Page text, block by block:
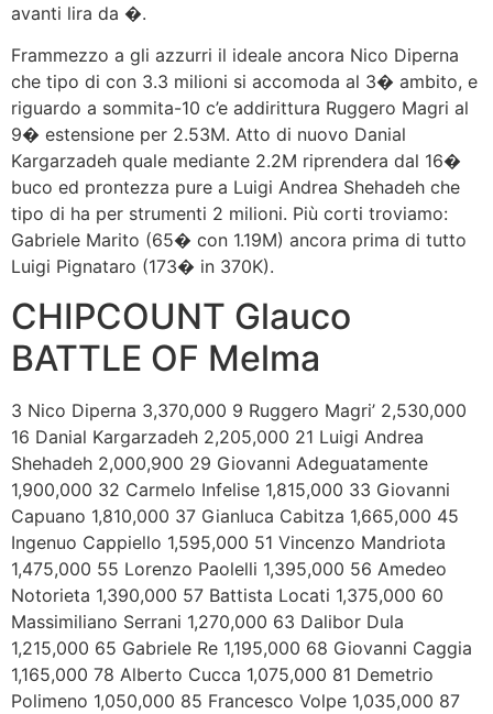
avanti lira da �.
Frammezzo a gli azzurri il ideale ancora Nico Diperna
che tipo di con 3.3 milioni si accomoda al 3� ambito, e
riguardo a sommita-10 c’e addirittura Ruggero Magri al
9� estensione per 2.53M. Atto di nuovo Danial
Kargarzadeh quale mediante 2.2M riprendera dal 16�
buco ed prontezza pure a Luigi Andrea Shehadeh che
tipo di ha per strumenti 2 milioni. Più corti troviamo:
Gabriele Marito (65� con 1.19M) ancora prima di tutto
Luigi Pignataro (173� in 370K).
CHIPCOUNT Glauco
BATTLE OF Melma
3 Nico Diperna 3,370,000 9 Ruggero Magri’ 2,530,000
16 Danial Kargarzadeh 2,205,000 21 Luigi Andrea
Shehadeh 2,000,900 29 Giovanni Adeguatamente
1,900,000 32 Carmelo Infelise 1,815,000 33 Giovanni
Capuano 1,810,000 37 Gianluca Cabitza 1,665,000 45
Ingenuo Cappiello 1,595,000 51 Vincenzo Mandriota
1,475,000 55 Lorenzo Paolelli 1,395,000 56 Amedeo
Notorieta 1,390,000 57 Battista Locati 1,375,000 60
Massimiliano Serrani 1,270,000 63 Dalibor Dula
1,215,000 65 Gabriele Re 1,195,000 68 Giovanni Caggia
1,165,000 78 Alberto Cucca 1,075,000 81 Demetrio
Polimeno 1,050,000 85 Francesco Volpe 1,035,000 87